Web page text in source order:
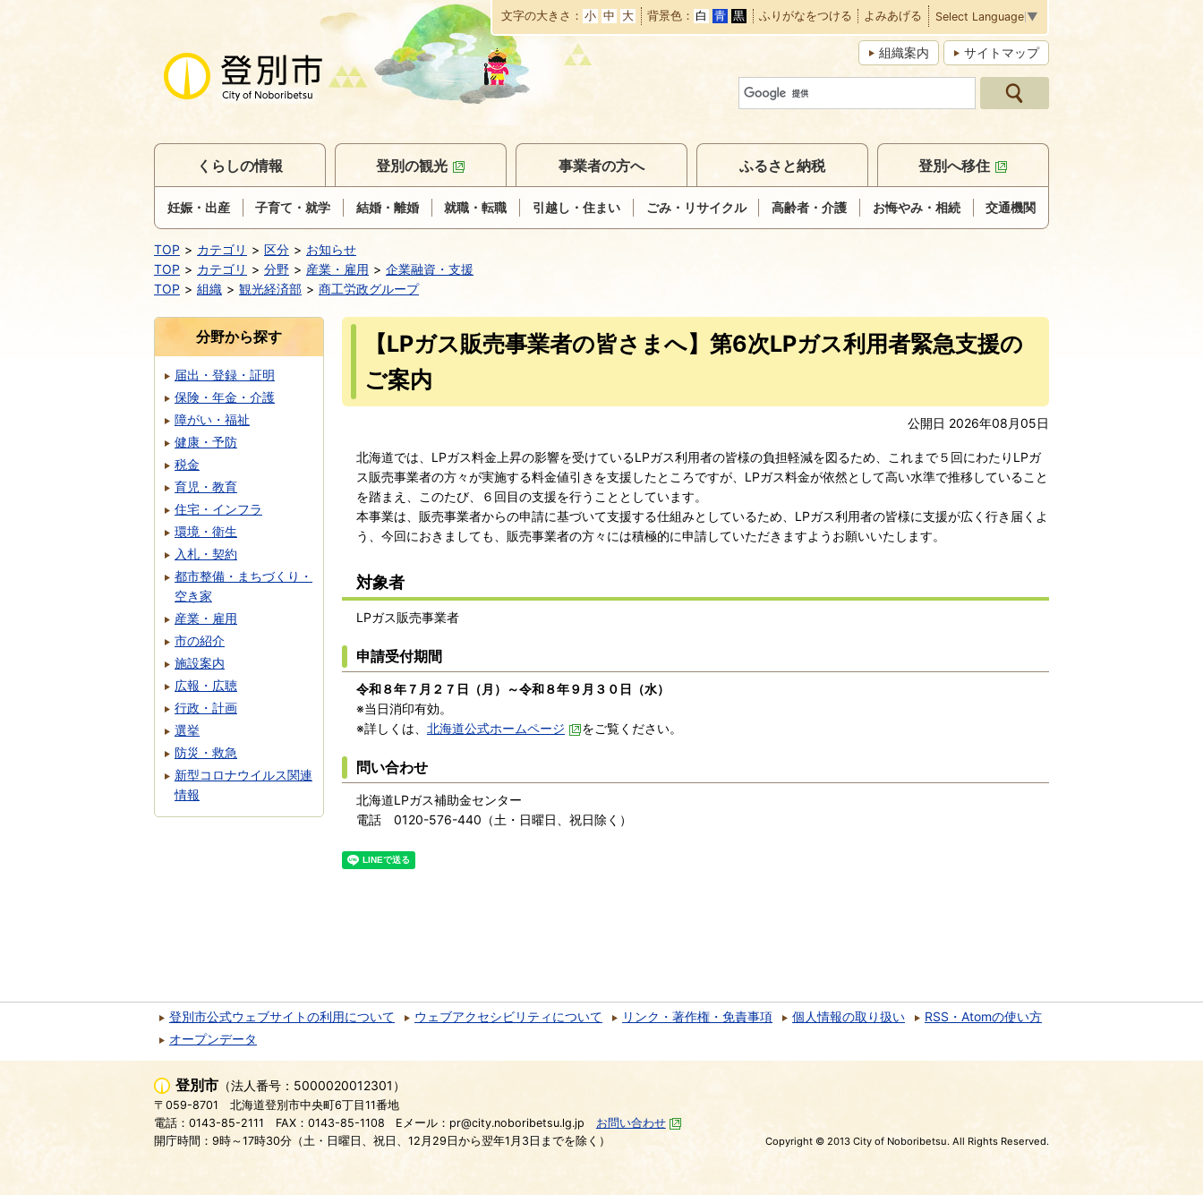
本
文
へ
移
動
文字の大きさ 小 中 大 背景色 白 青 黒 ふりがなをつける よみあげる Select Language ▼
組織案内 サイトマップ
くらしの情報
妊娠・出産 子育て・就学 結婚・離婚 就職・転職 引越し・住まい ごみ・リサイクル 高齢者・介護 お悔やみ・相続 交通機関
登別の観光 事業者の方へ ふるさと納税 登別へ移住
TOP カテゴリ 区分
お知らせ
TOP
カテゴリ 分野 産業・雇用
企業融資・支援
TOP
組織 観光経済部 商工労政グループ
【LPガス販売事業者の皆さまへ】第6次LPガス利用者緊急支援の
ご案内
公開日 2026年08月05日
北海道では、LPガス料金上昇の影響を受けているLPガス利用者の皆様の負担軽減を図るため、これまで５回にわたりLPガ
ス販売事業者の方々が実施する料金値引きを支援したところですが、LPガス料金が依然として高い水準で推移していること
を踏まえ、このたび、６回目の支援を行うこととしています。
本事業は、販売事業者からの申請に基づいて支援する仕組みとしているため、LPガス利用者の皆様に支援が広く行き届くよ
う、今回におきましても、販売事業者の方々には積極的に申請していただきますようお願いいたします。
対象者
LPガス販売事業者
申請受付期間
令和８年７月２７日（月）～令和８年９月３０日（水）
※当日消印有効。
※詳しくは、 北海道公式ホームページ をご覧ください。
問い合わせ
北海道LPガス補助金センター
電話 0120-576-440（土・日曜日、祝日除く）
分野から探す
届出・登録・証明
保険・年金・介護
障がい・福祉
健康・予防
税金
育児・教育
住宅・インフラ
環境・衛生
入札・契約
都市整備・まちづくり・
空き家
産業・雇用
市の紹介
施設案内
広報・広聴
行政・計画
選挙
防災・救急
新型コロナウイルス関連
情報
登別市公式ウェブサイトの利用について ウェブアクセシビリティについて リンク・著作権・免責事項 個人情報の取り扱い
RSS・Atomの使い方
オープンデータ
登別市 （法人番号：5000020012301）
〒059-8701
北海道登別市中央町6丁目11番地
電話：0143-85-2111
FAX：0143-85-1108 Eメール：pr@city.noboribetsu.lg.jp
お問い合わせ
開庁時間：9時～17時30分（土・日曜日、祝日、12月29日から翌年1月3日までを除く）
Copyright © 2013 City of Noboribetsu. All Rights Reserved.